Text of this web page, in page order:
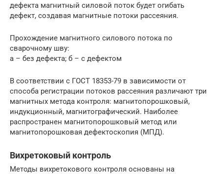
дефекта магнитный силовой поток будет огибать
дефект, создавая магнитные потоки рассеяния.
Прохождение магнитного силового потока по
сварочному шву:
а – без дефекта; б – с дефектом
В соответствии с ГОСТ 18353-79 в зависимости от
способа регистрации потоков рассеяния различают три
магнитных метода контроля: магнитопорошковый,
индукционный, магнитографический. Наиболее
распространен магнитопорошковый метод или
магнитопорошковая дефектоскопия (МПД).
Вихретоковый контроль
Методы вихретокового контроля основаны на